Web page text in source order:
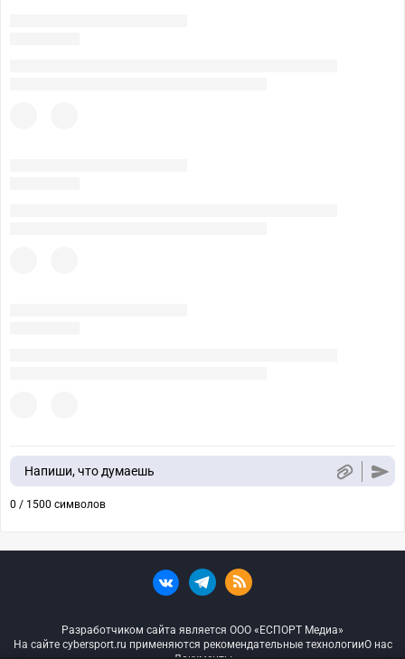
Напиши, что думаешь
0 / 1500 символов
Разработчиком сайта является ООО «ЕСПОРТ Медиа»
На сайте cybersport.ru применяются рекомендательные технологииО нас